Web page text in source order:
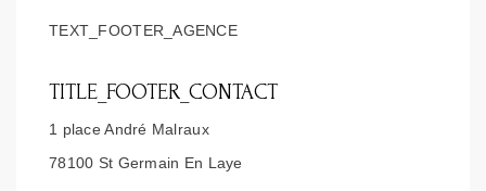
TEXT_FOOTER_AGENCE
TITLE_FOOTER_CONTACT
1 place André Malraux
78100 St Germain En Laye